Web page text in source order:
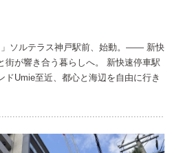
」ソルテラス神戸駅前、始動。―― 新快
街が響き合う暮らしへ。 新快速停車駅
ドUmie至近、都心と海辺を自由に行き